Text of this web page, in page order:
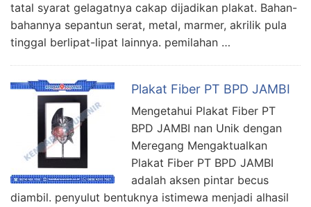
tatal syarat gelagatnya cakap dijadikan plakat. Bahan-
bahannya sepantun serat, metal, marmer, akrilik pula
tinggal berlipat-lipat lainnya. pemilahan …
Plakat Fiber PT BPD JAMBI
Mengetahui Plakat Fiber PT
BPD JAMBI nan Unik dengan
Meregang Mengaktualkan
Plakat Fiber PT BPD JAMBI
adalah aksen pintar becus
diambil. penyulut bentuknya istimewa menjadi alhasil